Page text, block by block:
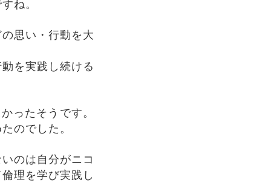
ね。
思い・行動を大
を実践し続ける
ったそうです。
のでした。
のは自分がニコ
理を学び実践し